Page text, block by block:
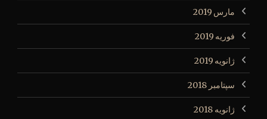
مارس 2019
فوریه 2019
ژانویه 2019
سپتامبر 2018
ژانویه 2018